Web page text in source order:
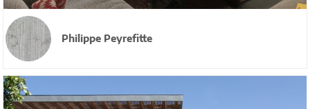
Philippe Peyrefitte